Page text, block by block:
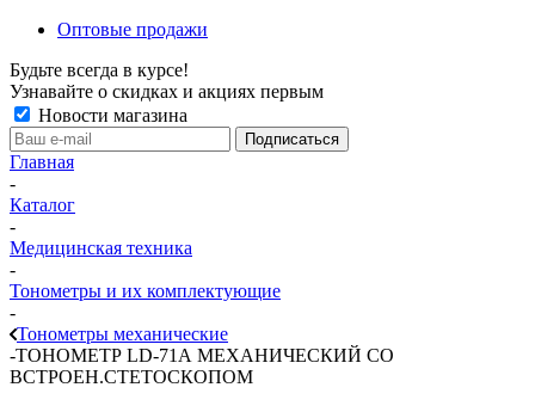
Оптовые продажи
Будьте всегда в курсе!
Узнавайте о скидках и акциях первым
Новости магазина
Главная
-
Каталог
-
Медицинская техника
-
Тонометры и их комплектующие
-
Тонометры механические
-ТОНОМЕТР LD-71А МЕХАНИЧЕСКИЙ СО
ВСТРОЕН.СТЕТОСКОПОМ